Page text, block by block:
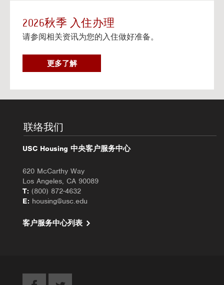
2026秋季 入住办理
请参阅相关资讯为您的入住做好准备。
更多了解2
0
办
理
联络我们
USC Housing 中央客户服务中心
620 McCarthy Way
Los Angeles, CA 90089
T: (800) 872-4632
E: housing@usc.edu
客户服务中心列表